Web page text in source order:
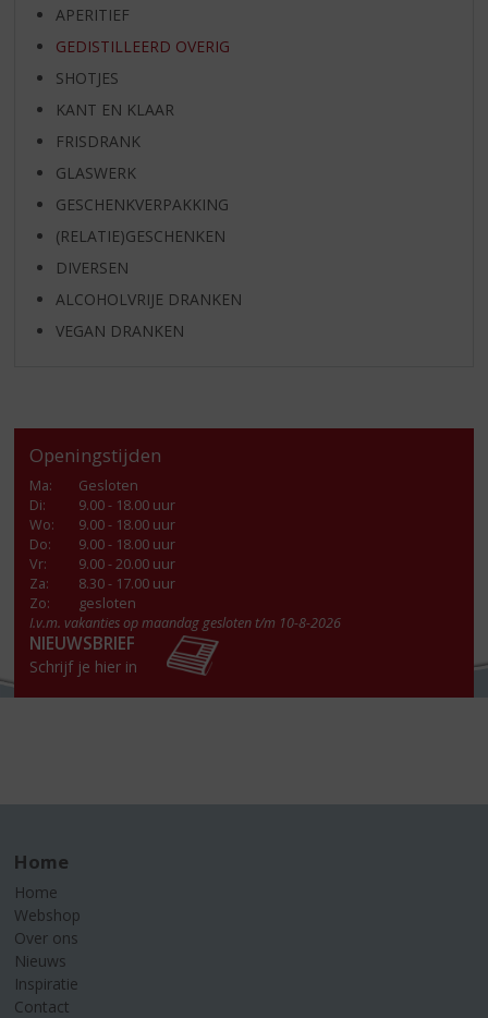
APERITIEF
GEDISTILLEERD OVERIG
SHOTJES
KANT EN KLAAR
FRISDRANK
GLASWERK
GESCHENKVERPAKKING
(RELATIE)GESCHENKEN
DIVERSEN
ALCOHOLVRIJE DRANKEN
VEGAN DRANKEN
Openingstijden
Ma:
Gesloten
Di:
9.00 - 18.00 uur
Wo:
9.00 - 18.00 uur
Do:
9.00 - 18.00 uur
Vr:
9.00 - 20.00 uur
Za:
8.30 - 17.00 uur
Zo:
gesloten
I.v.m. vakanties op maandag gesloten t/m 10-8-2026
NIEUWSBRIEF
Schrijf je hier in
Home
Home
Webshop
Over ons
Nieuws
Inspiratie
Contact